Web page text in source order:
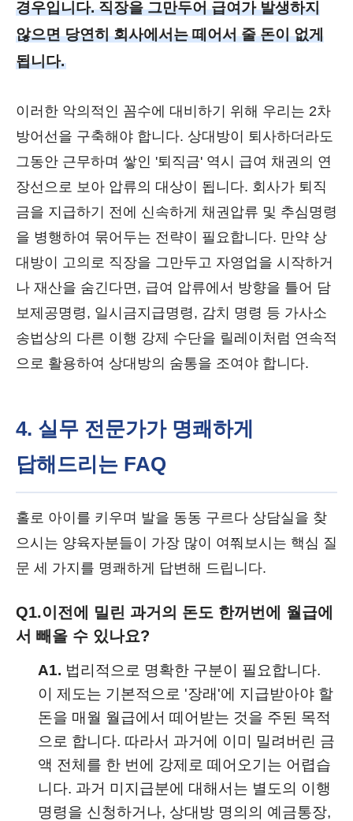
경우입니다. 직장을 그만두어 급여가 발생하지
않으면 당연히 회사에서는 떼어서 줄 돈이 없게
됩니다.
이러한 악의적인 꼼수에 대비하기 위해 우리는 2차
방어선을 구축해야 합니다. 상대방이 퇴사하더라도
그동안 근무하며 쌓인 '퇴직금' 역시 급여 채권의 연
장선으로 보아 압류의 대상이 됩니다. 회사가 퇴직
금을 지급하기 전에 신속하게 채권압류 및 추심명령
을 병행하여 묶어두는 전략이 필요합니다. 만약 상
대방이 고의로 직장을 그만두고 자영업을 시작하거
나 재산을 숨긴다면, 급여 압류에서 방향을 틀어 담
보제공명령, 일시금지급명령, 감치 명령 등 가사소
송법상의 다른 이행 강제 수단을 릴레이처럼 연속적
으로 활용하여 상대방의 숨통을 조여야 합니다.
4. 실무 전문가가 명쾌하게
답해드리는 FAQ
홀로 아이를 키우며 발을 동동 구르다 상담실을 찾
으시는 양육자분들이 가장 많이 여쭤보시는 핵심 질
문 세 가지를 명쾌하게 답변해 드립니다.
Q1.이전에 밀린 과거의 돈도 한꺼번에 월급에
서 빼올 수 있나요?
A1. 법리적으로 명확한 구분이 필요합니다.
이 제도는 기본적으로 '장래'에 지급받아야 할
돈을 매월 월급에서 떼어받는 것을 주된 목적
으로 합니다. 따라서 과거에 이미 밀려버린 금
액 전체를 한 번에 강제로 떼어오기는 어렵습
니다. 과거 미지급분에 대해서는 별도의 이행
명령을 신청하거나, 상대방 명의의 예금통장,